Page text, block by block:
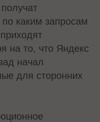
каким запросам
на то, что Яндекс
начал
для сторонних